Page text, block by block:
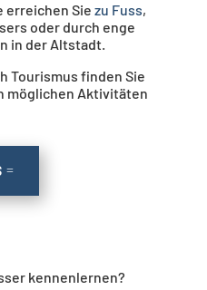
erreichen Sie zu Fuss,
oder durch enge
in der Altstadt.
Tourismus finden Sie
möglichen Aktivitäten
kennenlernen?